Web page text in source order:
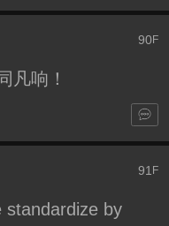
90F
凡响！
91 F
standardize by